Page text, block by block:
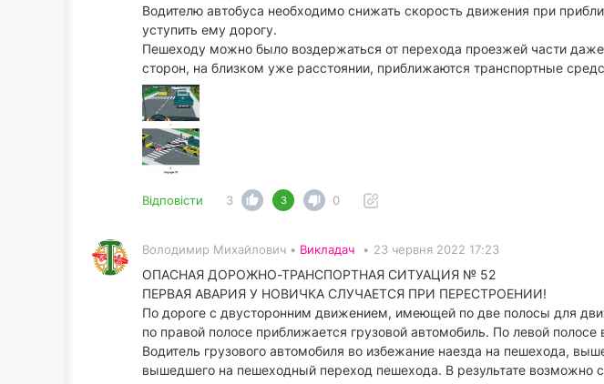
Водителю автобуса необходимо снижать скорость движения при
уступить ему дорогу.
Пешеходу можно было воздержаться от перехода проезжей части
сторон, на близком уже расстоянии, приближаются транспортные
Відповісти 3 3 0
Володимир Михайлович • Викладач • 23 червня 2022 17:23
ОПАСНАЯ ДОРОЖНО-ТРАНСПОРТНАЯ СИТУАЦИЯ № 52
ПЕРВАЯ АВАРИЯ У НОВИЧКА СЛУЧАЕТСЯ ПРИ ПЕРЕСТРОЕНИИ!
По дороге с двусторонним движением, имеющей по две полосы для
по правой полосе приближается грузовой автомобиль. По левой
Водитель грузового автомобиля во избежание наезда на пешехода,
вышедшего на пешеходный переход пешехода. В результате возможно